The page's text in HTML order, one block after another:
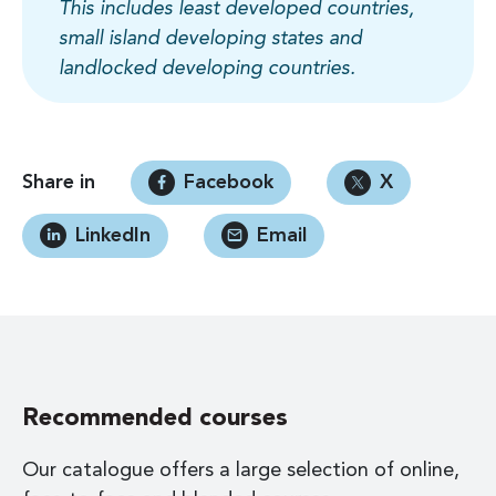
This includes least developed countries,
small island developing states and
landlocked developing countries.
Share in Facebook X
LinkedIn Email
Recommended courses
Our catalogue offers a large selection of online,